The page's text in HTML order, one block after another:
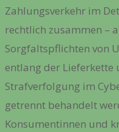
Zahlungsverkehr im
rechtlich zusammen –
Sorgfaltspflichten von
entlang der
Strafverfolgung im
getrennt behandelt
Konsumentinnen und